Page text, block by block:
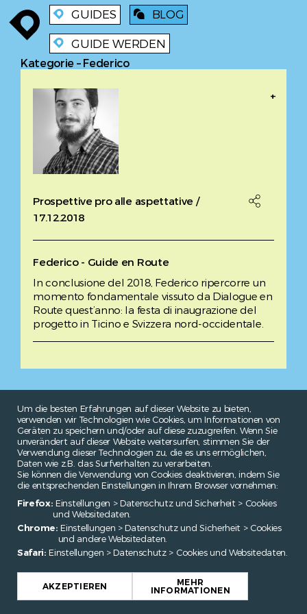
enroute enroute GUIDES blog BLOG
enroute GUIDE WERDEN
Kategorie – Federico
Prospettive pro alle aspettative /
17.12.2018

+
Federico - Guide en Route
In conclusione del 2018, Federico ripercorre un
momento fondamentale vissuto da Dialogue en
Route quest’anno: la festa di inaugrazione del
progetto in Ticino e Svizzera nord-occidentale.
Um die besten Erfahrungen auf dieser Website zu bieten,
verwenden wir Technologien wie Cookies, um Informationen von
Geräten zu speichern und/oder auf diese zuzugreifen. Wenn Sie
unverändert auf dieser Website weitersurfen, stimmen Sie der
Verwendung dieser Technologien zu, die es uns ermöglichen,
Daten wie z.B. das Surfverhalten zu verarbeiten.
Sie können die Verwendung von Cookies deaktivieren, indem Sie
die entsprechenden Einstellungen in Ihrem Browser vornehmen:
Firefox: Einstellungen > Datenschutz und Sicherheit > Cookies
und Websitedaten.
Chrome: Einstellungen > Datenschutz und Sicherheit > Cookies
und andere Websitedaten.
Safari: Einstellungen > Datenschutz > Cookies und Websitedaten.
AKZEPTIEREN MEHR
INFORMATIONEN